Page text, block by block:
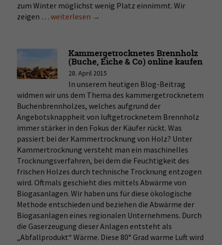
zum Winter möglichst wenig Platz einnimmt. Wir
zeigen …Brennholz
richtig
stapeln
weiterlesen →
Kammergetrocknetes Brennholz
(Buche, Eiche & Co) online kaufen
28. April 2015
In unserem heutigen Blog-Beitrag
widmen wir uns dem Thema des kammergetrocknetem
Buchenbrennholzes, welches aufgrund der
Angebotsknappheit von luftgetrocknetem Brennholz
immer stärker in den Fokus der Käufer rückt. Was
passiert bei der Kammertrocknung von Holz? Unter
Kammertrocknung versteht man ein maschinelles
Trocknungsverfahren, bei dem die Feuchtigkeit des
frischen Holzes durch technische Trocknung entzogen
wird. Oftmals geschieht dies mittels Abwärme von
Biogasanlagen. Wir haben uns für diese ökologische
Methode entschieden und beziehen die Abwärme der
Biogasanlagen eines regionalen Unternehmens. Durch
die Gaserzeugung dieser Anlagen entsteht als
„Abfallprodukt“ Wärme. Diese 80° Grad warme Luft wird